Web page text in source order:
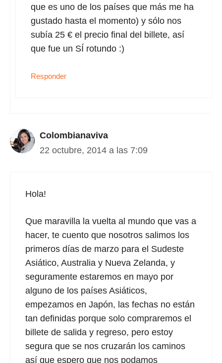
que es uno de los países que más me ha
gustado hasta el momento) y sólo nos
subía 25 € el precio final del billete, así
que fue un SÍ rotundo :)
Responder
Colombianaviva
22 octubre, 2014 a las 7:09
Hola!
Que maravilla la vuelta al mundo que vas a
hacer, te cuento que nosotros salimos los
primeros días de marzo para el Sudeste
Asiático, Australia y Nueva Zelanda, y
seguramente estaremos en mayo por
alguno de los países Asiáticos,
empezamos en Japón, las fechas no están
tan definidas porque solo compraremos el
billete de salida y regreso, pero estoy
segura que se nos cruzarán los caminos
así que espero que nos podamos